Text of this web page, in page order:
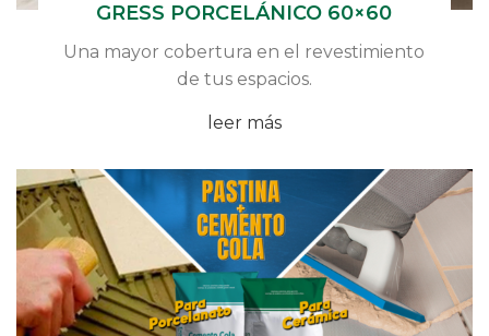
GRESS PORCELÁNICO 60×60
Una mayor cobertura en el revestimiento
de tus espacios.
leer más